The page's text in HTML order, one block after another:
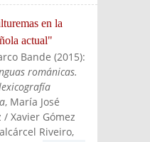
en la
actual"
Bande (2015):
románicas.
, María José
Xavier Gómez
Riveiro,